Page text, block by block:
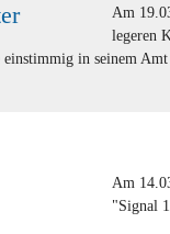
Am
legeren
in seinem Amt
Am
"Signal